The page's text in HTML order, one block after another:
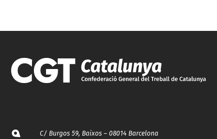
C/ Burgos 59, Baixos – 08014 Barcelona